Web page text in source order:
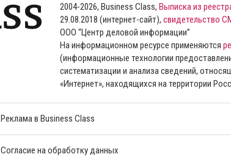
2004-2026, Business Class, Выписка из
29.08.2018 (интернет-сайт), свидетельство
ООО “Центр деловой информации”
На информационном ресурсе применяются
(информационные технологии
систематизации и анализа сведений,
«Интернет», находящихся на территории
Реклама в Business Class
Согласие на обработку данных